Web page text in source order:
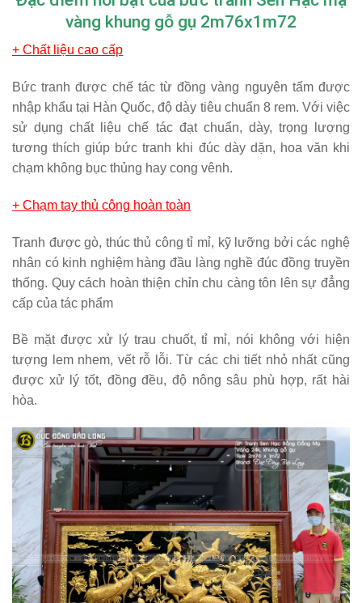
vàng khung gỗ gụ 2m76x1m72
+ Chất liệu cao cấp
Bức tranh được chế tác từ đồng vàng nguyên tấm được
nhập khẩu tại Hàn Quốc, độ dày tiêu chuẩn 8 rem. Với việc
sử dụng chất liệu chế tác đạt chuẩn, dày, trọng lượng
tương thích giúp bức tranh khi đúc dày dặn, hoa văn khi
chạm không bục thủng hay cong vênh.
+ Chạm tay thủ công hoàn toàn
Tranh được gò, thúc thủ công tỉ mỉ, kỹ lưỡng bởi các nghệ
nhân có kinh nghiệm hàng đầu làng nghề đúc đồng truyền
thống. Quy cách hoàn thiện chỉn chu càng tôn lên sự đẳng
cấp của tác phẩm
Bề mặt được xử lý trau chuốt, tỉ mỉ, nói không với hiện
tượng lem nhem, vết rỗ lỗi. Từ các chi tiết nhỏ nhất cũng
được xử lý tốt, đồng đều, độ nông sâu phù hợp, rất hài
hòa.